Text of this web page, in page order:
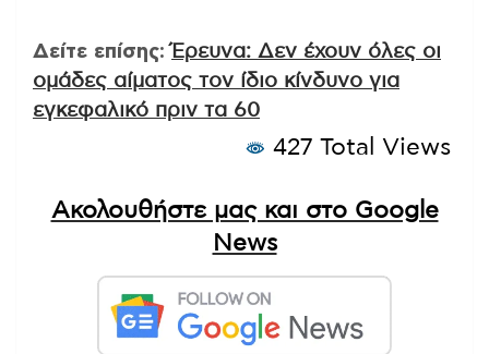
Δείτε επίσης:Έρευνα: Δεν έχουν όλες οι
ομάδες αίματος τον ίδιο κίνδυνο για
εγκεφαλικό πριν τα 60
427 Total Views
Ακολουθήστε μας και στο Google
News